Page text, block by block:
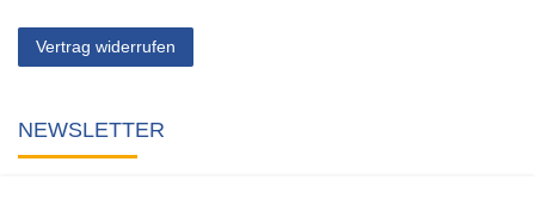
Vertrag widerrufen
NEWSLETTER